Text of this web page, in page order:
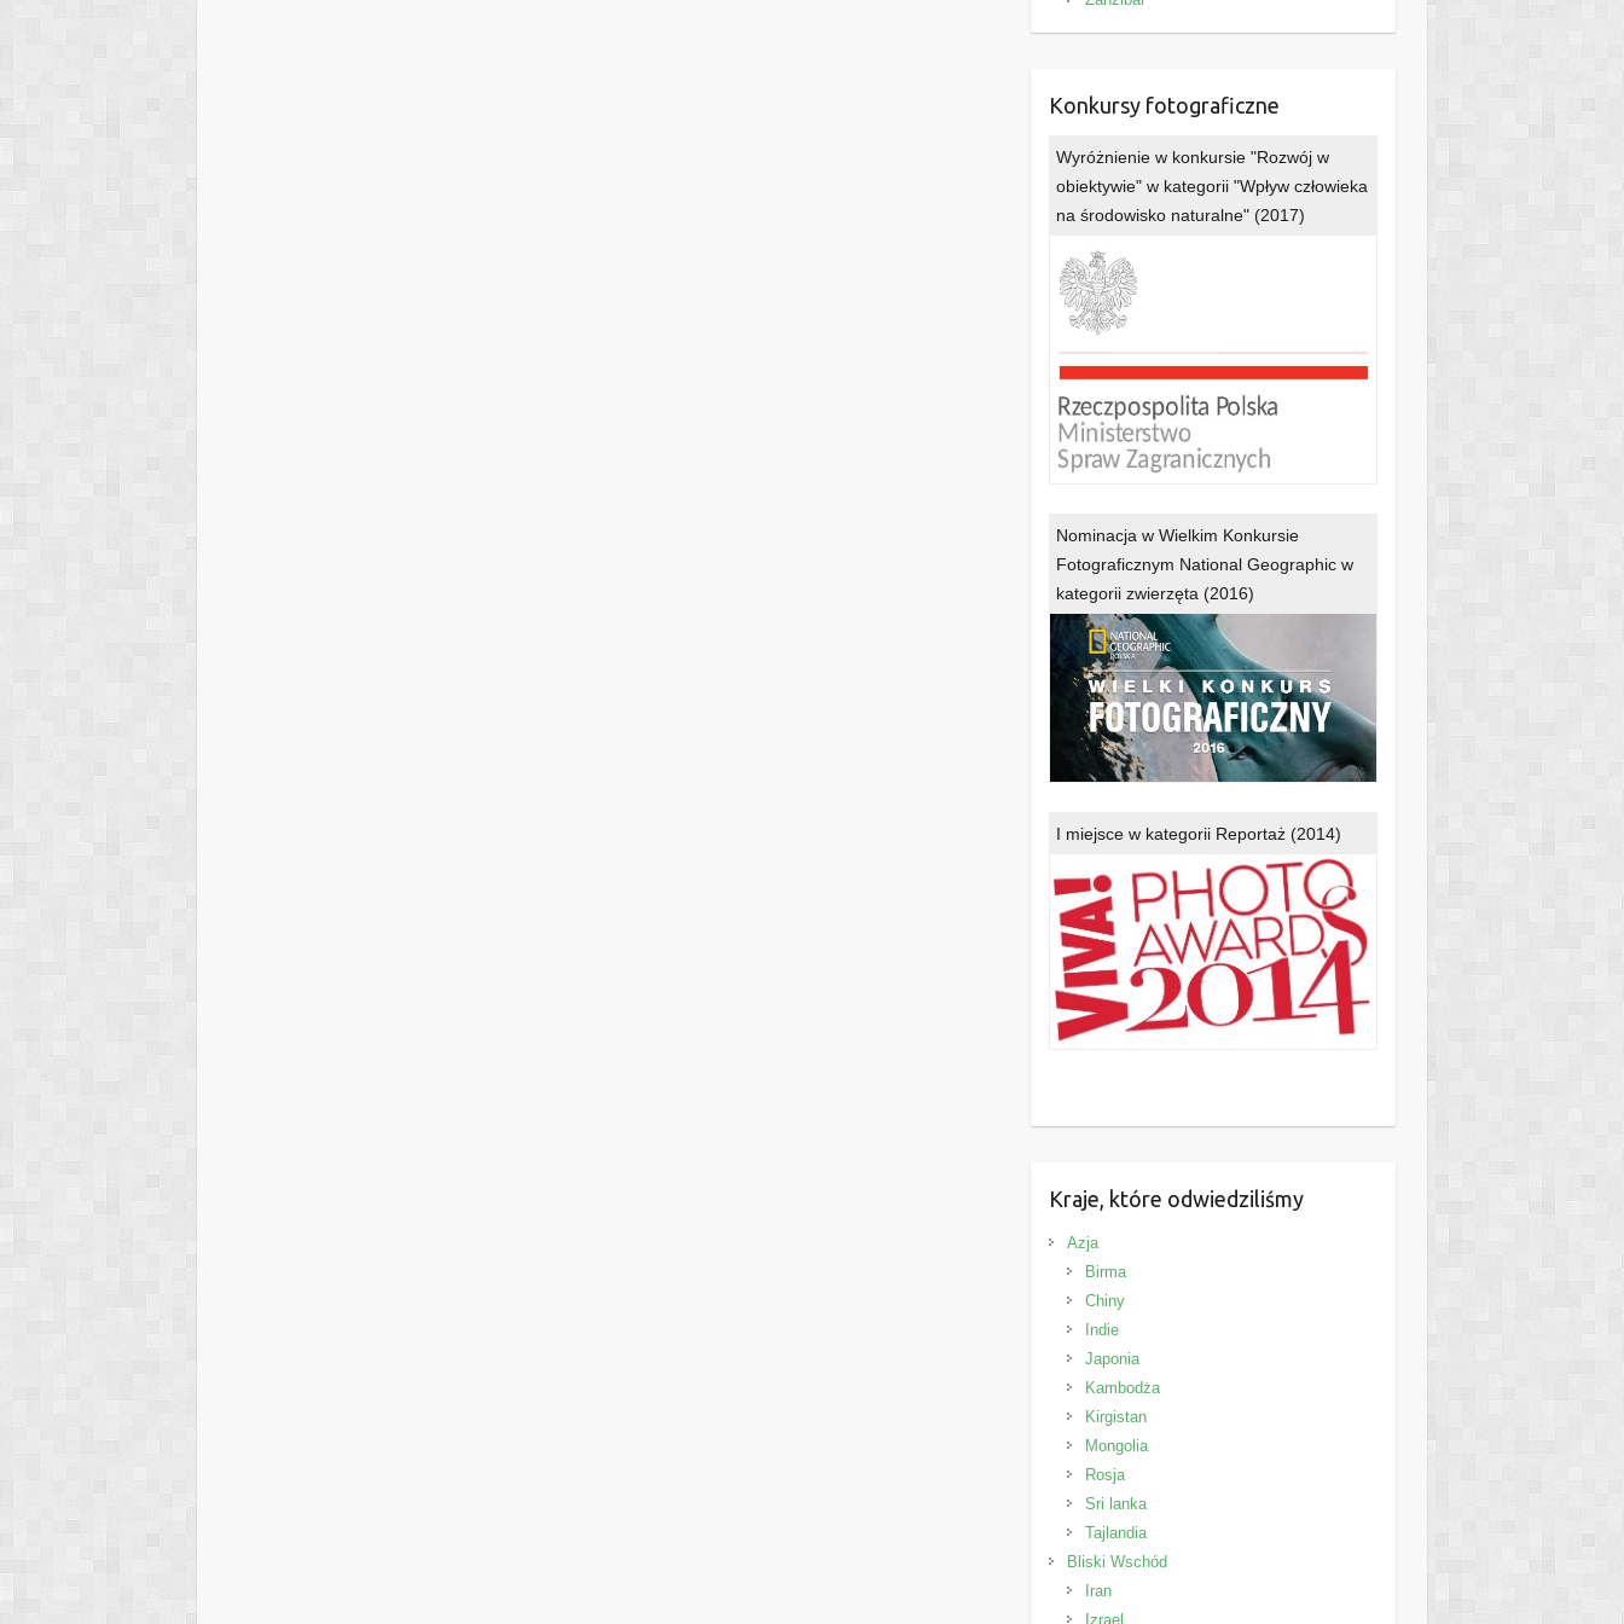
Konkursy fotograficzne
Wyróżnienie w konkursie "Rozwój w
obiektywie" w kategorii "Wpływ człowieka
na środowisko naturalne" (2017)
Nominacja w Wielkim Konkursie
Fotograficznym National Geographic w
kategorii zwierzęta (2016)
I miejsce w kategorii Reportaż (2014)
Kraje, które odwiedziliśmy
Azja
Birma
Chiny
Indie
Japonia
Kambodża
Kirgistan
Mongolia
Rosja
Sri lanka
Tajlandia
Bliski Wschód
Iran
Izrael